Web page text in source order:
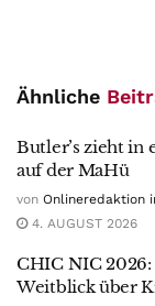
Ähnliche
Butler’s zieht in
auf der MaHü
von Onlineredaktion
4. AUGUST 2026
CHIC NIC
Weitblick über